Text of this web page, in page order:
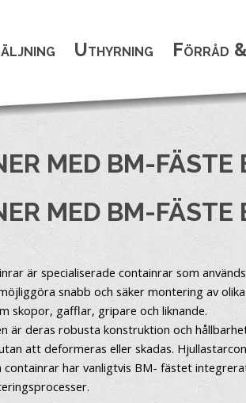
Uthyrning Förråd
MED BM-FÄSTE
MED BM-FÄSTE
är specialiserade containrar som
snabb och säker montering av olika
skopor, gafflar, gripare och liknande.
är deras robusta konstruktion och
att deformeras eller skadas.
containrar har vanligtvis BM- fästet